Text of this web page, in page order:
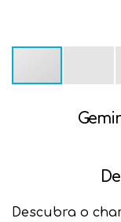
Descubra o